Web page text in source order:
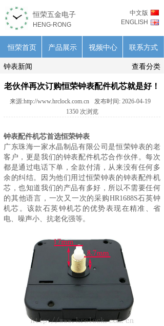
中文版
ENGLISH
恒荣五金电子
HENG-RONG
恒荣首页 产品展示 视频中心 联系方式
查看分类
钟表新闻
老伙伴再次订购恒荣钟表配件机芯就是好！
来源:http://www.hrclock.com.cn 发布时间: 2026-04-19
1350 次浏览
钟表配件机芯首选恒荣钟表
广东珠海一家水晶制品有限公司是恒荣钟表的老
客户，更是我们的钟表配件机芯合作伙伴。每次
都是通过电话下单，全款付清，从来没有任何多
余的纠结。因为他们用过恒荣钟表的钟表配件机
芯，也知道我们的产品有多好，所以不需要任何
的其他语言，一次又一次的采购HR1688S石英钟
机芯。该款石英钟机芯的优势表现在精准、省
电、噪声小、抗老化强等。